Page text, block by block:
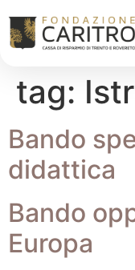
tag:
Bando
didattica
Bando
Europa